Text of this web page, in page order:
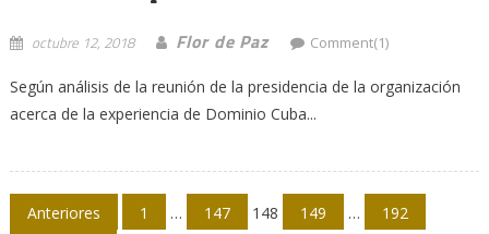
octubre 12, 2018 Flor de Paz Comment(1)
Según análisis de la reunión de la presidencia de la organización
acerca de la experiencia de Dominio Cuba...
Navegación
Anteriores 1 … 147 148 149 …
192